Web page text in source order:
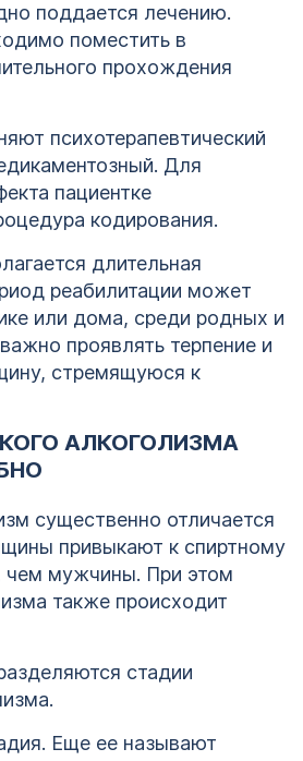
поддается лечению.
поместить в
прохождения
психотерапевтический
Для
пациентке
кодирования.
длительная
реабилитации может
или дома, среди родных и
проявлять терпение и
стремящуюся к
АЛКОГОЛИЗМА
существенно отличается
привыкают к спиртному
чем мужчины. При этом
также происходит
стадии
Еще ее называют